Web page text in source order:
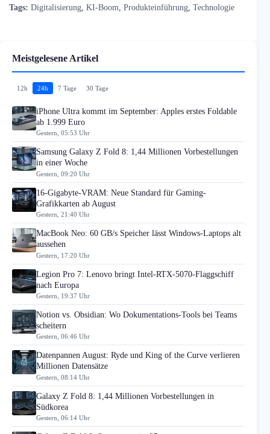
Tags: Digitalisierung KI-Boom Produkteinführung Technologie
Meistgelesene Artikel
12h 24h 7 Tage 30 Tage
iPhone Ultra kommt im September: Apples erstes Foldable
ab 1.999 Euro
Gestern, 05:53 Uhr
Samsung Galaxy Z Fold 8: 1,44 Millionen Vorbestellungen
in einer Woche
Gestern, 09:20 Uhr
16-Gigabyte-VRAM: Neue Standard für Gaming-
Grafikkarten ab August
Gestern, 21:40 Uhr
MacBook Neo: 60 GB/s Speicher lässt Windows-Laptops alt
aussehen
Gestern, 17:20 Uhr
Legion Pro 7: Lenovo bringt Intel-RTX-5070-Flaggschiff
nach Europa
Gestern, 19:37 Uhr
Notion vs. Obsidian: Wo Dokumentations-Tools bei Teams
scheitern
Gestern, 06:46 Uhr
Datenpannen August: Ryde und King of the Curve verlieren
Millionen Datensätze
Gestern, 08:14 Uhr
Galaxy Z Fold 8: 1,44 Millionen Vorbestellungen in
Südkorea
Gestern, 06:14 Uhr